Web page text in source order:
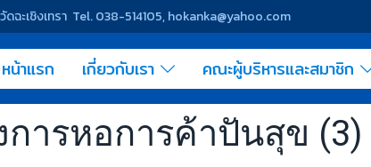
ดฉะเชิงเทรา Tel. 038-514105, hokanka@yahoo.com
หน้าแรก เกี่ยวกับเรา คณะผู้บริหารและสมาชิก
การหอการค้าปันสุข (3)